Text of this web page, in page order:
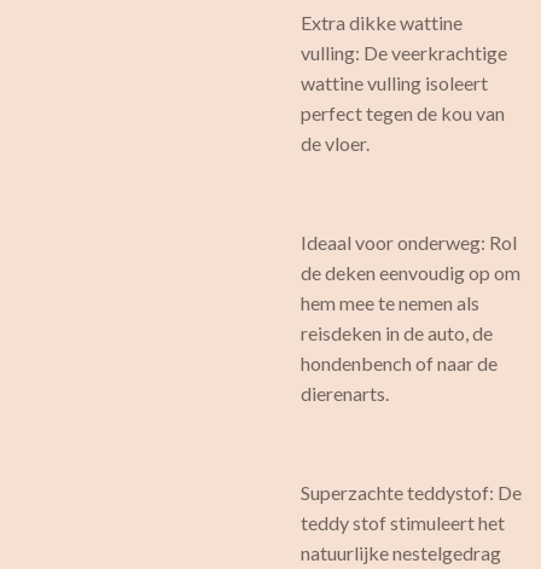
Extra dikke wattine
vulling: De veerkrachtige
wattine vulling isoleert
perfect tegen de kou van
de vloer.
Ideaal voor onderweg: Rol
de deken eenvoudig op om
hem mee te nemen als
reisdeken in de auto, de
hondenbench of naar de
dierenarts.
Superzachte teddystof: De
teddy stof stimuleert het
natuurlijke nestelgedrag